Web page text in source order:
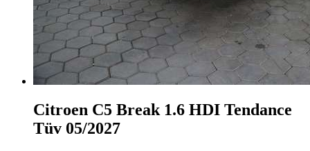
Citroen C5 Break 1.6 HDI Tendance
Tüv 05/2027